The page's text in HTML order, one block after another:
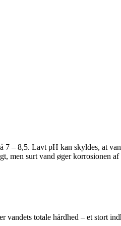
– 8,5. Lavt pH kan skyldes, at
men surt vand øger korrosionen af
vandets totale hårdhed – et stort